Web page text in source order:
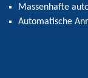
Massenhafte
Automatische